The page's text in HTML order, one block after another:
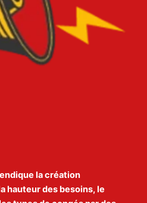
la création
hauteur des besoins, le